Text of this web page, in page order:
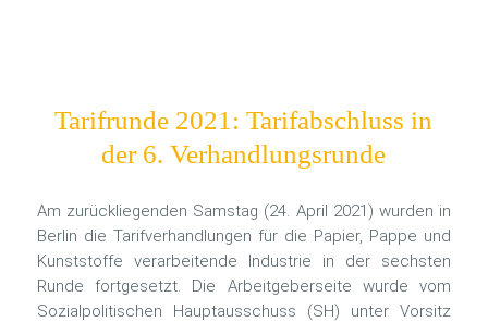
Tarifrunde 2021: Tarifabschluss in
der 6. Verhandlungsrunde
Am zurückliegenden Samstag (24. April 2021) wurden in
Berlin die Tarifverhandlungen für die Papier, Pappe und
Kunststoffe verarbeitende Industrie in der sechsten
Runde fortgesetzt. Die Arbeitgeberseite wurde vom
Sozialpolitischen Hauptausschuss (SH) unter Vorsitz